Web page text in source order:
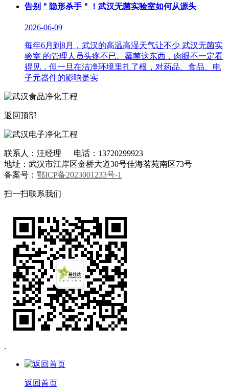
告别＂隐形杀手＂！武汉无菌实验室如何从源头
2026-06-09
每年6月到8月，武汉的高温高湿天气让不少 武汉无菌实
验室 的管理人员头疼不已。霉菌这东西，肉眼不一定看
得见，但一旦在洁净环境里扎了根，对药品、食品、电
子元器件的影响是实
返回顶部
联系人：汪经理 电话：13720299923
地址：武汉市江岸区金桥大道30号佳海茗苑南区73号
备案号： 鄂ICP备2023001233号-1
扫一扫联系我们
.
返回首页